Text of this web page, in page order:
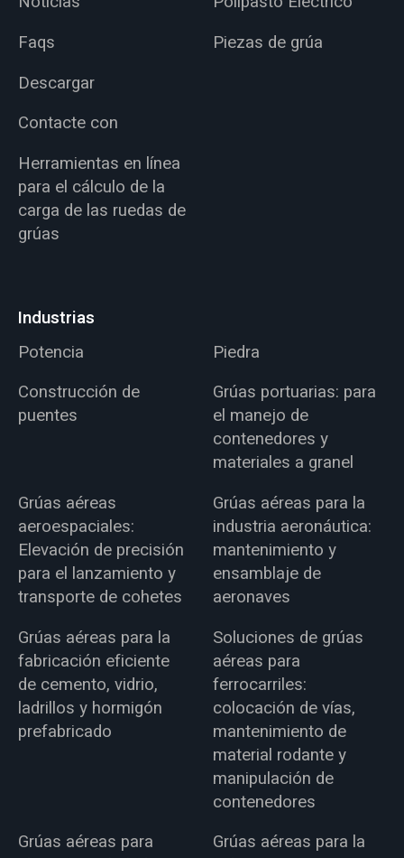
Faqs
Descargar
Contacte con
Herramientas en línea
para el cálculo de la
carga de las ruedas de
grúas
Piezas de grúa
Industrias
Potencia
Piedra
Construcción de
puentes
Grúas portuarias: para
el manejo de
contenedores y
materiales a granel
Grúas aéreas
aeroespaciales:
Elevación de precisión
para el lanzamiento y
transporte de cohetes
Grúas aéreas para la
industria aeronáutica:
mantenimiento y
ensamblaje de
aeronaves
Grúas aéreas para la
fabricación eficiente
de cemento, vidrio,
ladrillos y hormigón
prefabricado
Soluciones de grúas
aéreas para
ferrocarriles:
colocación de vías,
mantenimiento de
material rodante y
manipulación de
contenedores
Grúas aéreas para
Grúas aéreas para la